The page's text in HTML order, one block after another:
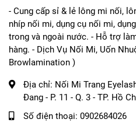
Nên test trên vùng da
Chỉ dành cho sử dụng
4. Khi nào nên
Ví dụ khi nhuộm chân mày:
Màu bị lem ra ngoài
Muốn đầu chân mày
- Cung cấp sỉ & lẻ lông mi nối,
nhíp nối mi, dụng cụ nối mi,
trong và ngoài nước. - Hỗ trợ
hàng. - Dịch Vụ Nối Mi, Uốn
Browlamination )
Địa chỉ: Nối Mi Trang
Đang - P. 11 - Q. 3 - TP. Hồ
Số điện thoại: 0902684026